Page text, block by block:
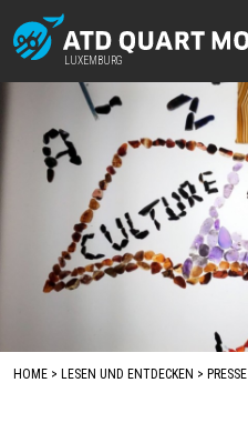
LUXEMBURG
Direkt
zum
Inhalt
LUXEMBURG
HOME LESEN UND ENTDECKEN PRESSE